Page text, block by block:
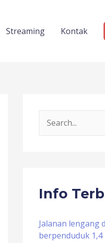
Streaming Kontak
c
f
o
Info
Jalanan lengang
berpenduduk